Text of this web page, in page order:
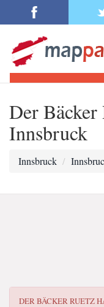
Der
Innsbruck
Innsbruck
DER BÄCKER RUETZ